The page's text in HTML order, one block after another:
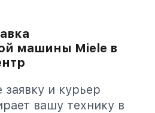
машины Miele в
и курьер
вашу технику в